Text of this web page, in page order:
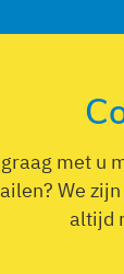
met u
We
altijd